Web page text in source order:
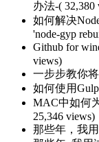
办法-( 32,380
如何解决
'node-gyp
Github for
views)
一步步教你将
如何使用
MAC中如何
25,346 views)
那些年，我